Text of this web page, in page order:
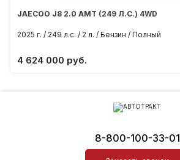
JAECOO J8 2.0 AMT (249 Л.С.) 4WD
2025 г. / 249 л.с. / 2 л. / Бензин / Полный
4 624 000 руб.
8-800-100-33-01